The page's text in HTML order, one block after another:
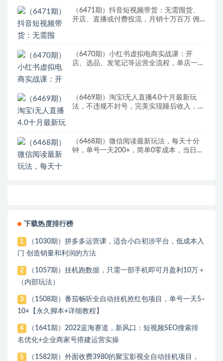
（6471期）抖音短视频带货：无需囤货、
开店、直播或付费投流，月销十万百万 佣
（6470期）小红书虚拟电商实战课：开
店、选品、发笔记等运营全流程，单店一天
（6469期）淘宝i无人直播4.0十月最新玩
法，不违规不封号，完美实现睡后收入，日
（6468期）微信阅读最新玩法，每天十分
钟，单号一天200+，简单0零成本，当日提
下载热度排行榜
1
（1030期）拼多多运营课，适合小白初涉平台，低成本入
门 创造销量和利润的方法
2
（1057期）挂机跑数据，只需一部手机即可月盈利10万＋
（内部玩法）
3
（1508期）番茄畅听全自动挂机抢红包项目，单号一天5–
10+【永久脚本+详细教程】
4
（1641期）2022蓝海赛道，新风口：短视频SEO搜索排
名优化+企业商家号搭建运营实操
5
（1582期）外面收费3980的聚宝影视全自动挂机项目，